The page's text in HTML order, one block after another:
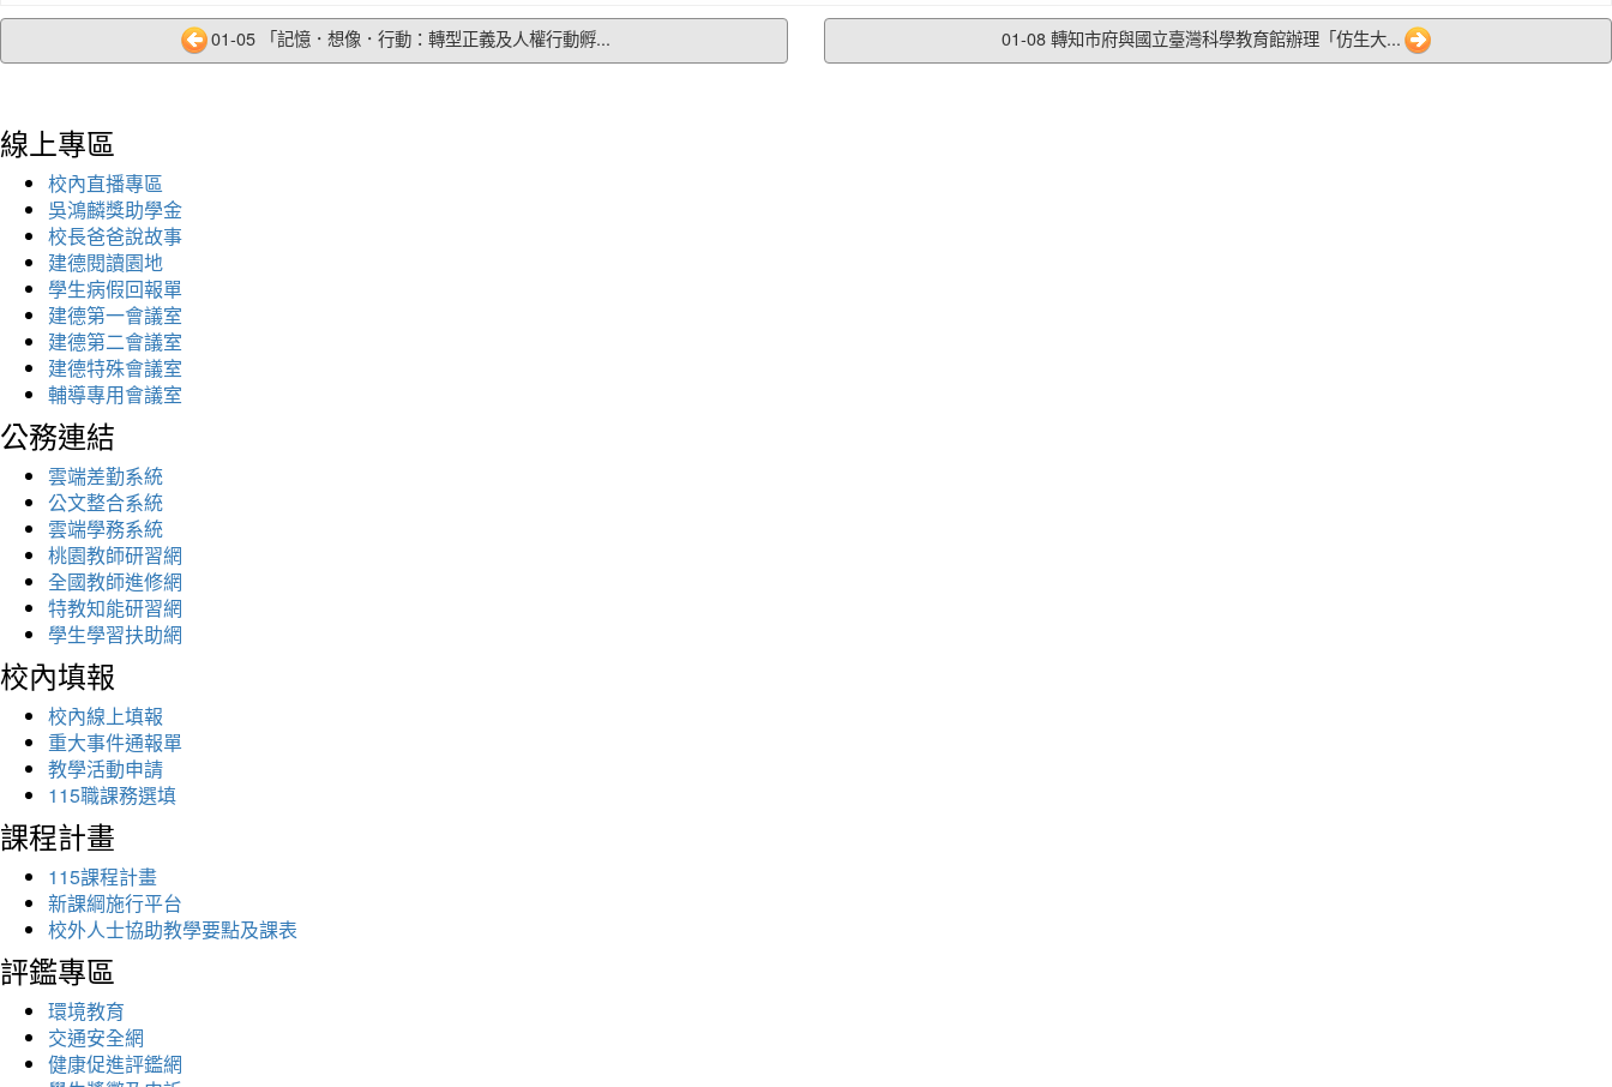
01-05 「記憶．想像．行動：轉型正義及人權行動孵... 01-08 轉知市府與國立臺灣科學教育館辦理「仿生大...
線上專區
校內直播專區
吳鴻麟獎助學金
校長爸爸說故事
建德閱讀園地
學生病假回報單
建德第一會議室
建德第二會議室
建德特殊會議室
輔導專用會議室
公務連結
雲端差勤系統
公文整合系統
雲端學務系統
桃園教師研習網
全國教師進修網
特教知能研習網
學生學習扶助網
校內填報
校內線上填報
重大事件通報單
教學活動申請
115職課務選填
課程計畫
115課程計畫
新課綱施行平台
校外人士協助教學要點及課表
評鑑專區
環境教育
交通安全網
健康促進評鑑網